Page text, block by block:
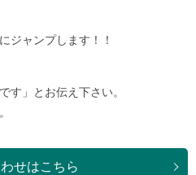
ジャンプします！！
す」とお伝え下さい。
せはこちら